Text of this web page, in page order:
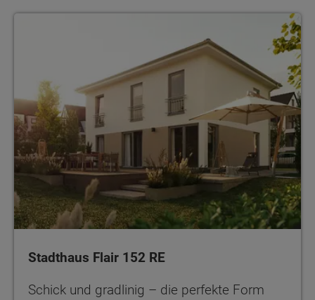
Stadthaus Flair 152 RE
Schick und gradlinig – die perfekte Form